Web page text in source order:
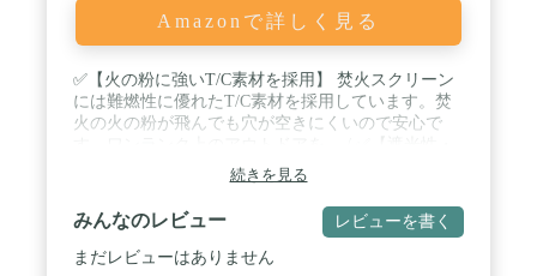
Amazonで詳しく見る
✅【火の粉に強いT/C素材を採用】 焚火スクリーン
には難燃性に優れたT/C素材を採用しています。焚
火の火の粉が飛んでも穴が空きにくいので安心で
難燃性・耐久性に優れたT/C素材】 T/C生地は遮光
性、難燃性、耐久性に優れている生地です。キャン
プの醍醐味である「焚火」をしている時でも火の粉
で穴が空きにくいといった特徴を持つ素材です。 /
✅【設置しやすいポール】 付属のポールは上下どち
続きを見る
みんなのレビュー レビューを書く
まだレビューはありません